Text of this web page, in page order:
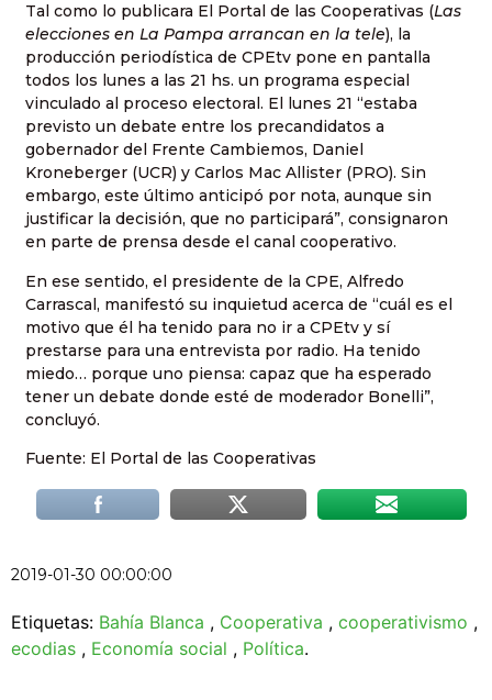
Tal como lo publicara El Portal de las Cooperativas (Las
elecciones en La Pampa arrancan en la tele), la
producción periodística de CPEtv pone en pantalla
todos los lunes a las 21 hs. un programa especial
vinculado al proceso electoral. El lunes 21 “estaba
previsto un debate entre los precandidatos a
gobernador del Frente Cambiemos, Daniel
Kroneberger (UCR) y Carlos Mac Allister (PRO). Sin
embargo, este último anticipó por nota, aunque sin
justificar la decisión, que no participará”, consignaron
en parte de prensa desde el canal cooperativo.
En ese sentido, el presidente de la CPE, Alfredo
Carrascal, manifestó su inquietud acerca de “cuál es el
motivo que él ha tenido para no ir a CPEtv y sí
prestarse para una entrevista por radio. Ha tenido
miedo… porque uno piensa: capaz que ha esperado
tener un debate donde esté de moderador Bonelli”,
concluyó.
Fuente: El Portal de las Cooperativas
2019-01-30 00:00:00
Etiquetas: Bahía Blanca , Cooperativa , cooperativismo ,
ecodias , Economía social , Política.